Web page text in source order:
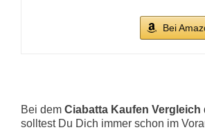
Bei
Bei dem Ciabatta Kaufen Vergleich
solltest Du Dich immer schon im